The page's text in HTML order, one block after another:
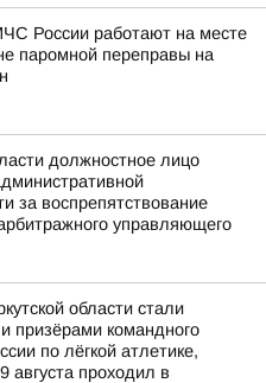
России работают на месте
паромной переправы на
должностное лицо
за воспрепятствование
управляющего
области стали
призёрами командного
по лёгкой атлетике,
августа проходил в